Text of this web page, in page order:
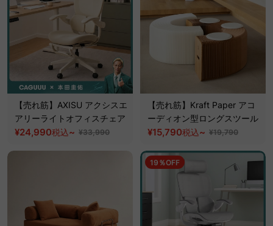
【売れ筋】AXISU アクシスエ
アリーライトオフィスチェア
¥24,990税込~ ¥33,990
【売れ筋】Kraft Paper アコ
ーディオン型ロングスツール
¥15,790税込~ ¥19,790
19％OFF